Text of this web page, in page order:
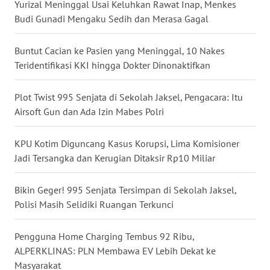
Yurizal Meninggal Usai Keluhkan Rawat Inap, Menkes
Budi Gunadi Mengaku Sedih dan Merasa Gagal
Buntut Cacian ke Pasien yang Meninggal, 10 Nakes
Teridentifikasi KKI hingga Dokter Dinonaktifkan
Plot Twist 995 Senjata di Sekolah Jaksel, Pengacara: Itu
Airsoft Gun dan Ada Izin Mabes Polri
KPU Kotim Diguncang Kasus Korupsi, Lima Komisioner
Jadi Tersangka dan Kerugian Ditaksir Rp10 Miliar
Bikin Geger! 995 Senjata Tersimpan di Sekolah Jaksel,
Polisi Masih Selidiki Ruangan Terkunci
Pengguna Home Charging Tembus 92 Ribu,
ALPERKLINAS: PLN Membawa EV Lebih Dekat ke
Masyarakat
WN
SERAMBI
WN
JAMBI
WN
WN
SULTENG
WN
SULBAR